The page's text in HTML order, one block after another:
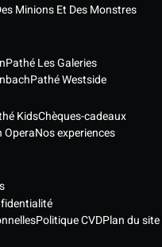
Minions Et Des Monstres
Pathé Les Galeries
Pathé Westside
KidsChèques-cadeaux
OperaNos experiences
Politique CVDPlan du site